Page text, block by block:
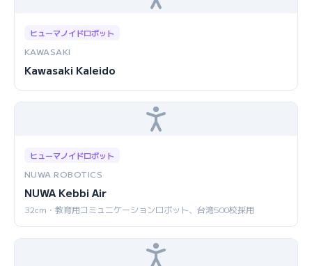
ヒューマノイドロボット
KAWASAKI
Kawasaki Kaleido
ヒューマノイドロボット
NUWA ROBOTICS
NUWA Kebbi Air
32cm・教育用コミュニケーションロボット、台湾500校採用